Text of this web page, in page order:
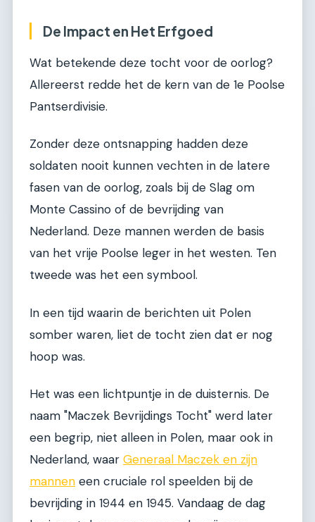
De Impact en Het Erfgoed
Wat betekende deze tocht voor de oorlog?
Allereerst redde het de kern van de 1e Poolse
Pantserdivisie.
Zonder deze ontsnapping hadden deze
soldaten nooit kunnen vechten in de latere
fasen van de oorlog, zoals bij de Slag om
Monte Cassino of de bevrijding van
Nederland. Deze mannen werden de basis
van het vrije Poolse leger in het westen. Ten
tweede was het een symbool.
In een tijd waarin de berichten uit Polen
somber waren, liet de tocht zien dat er nog
hoop was.
Het was een lichtpuntje in de duisternis. De
naam "Maczek Bevrijdings Tocht" werd later
een begrip, niet alleen in Polen, maar ook in
Nederland, waar Generaal Maczek en zijn
mannen een cruciale rol speelden bij de
bevrijding in 1944 en 1945. Vandaag de dag